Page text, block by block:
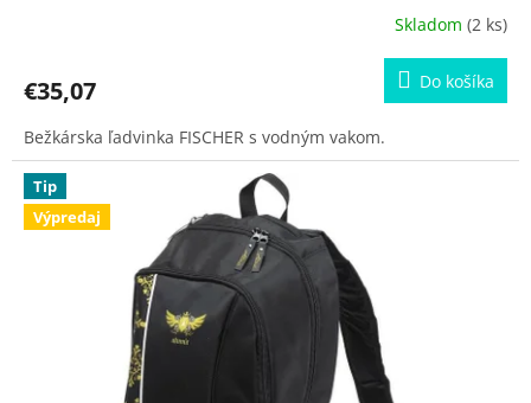
Skladom (2 ks)
€35,07 Do košíka
Bežkárska ľadvinka FISCHER s vodným vakom.
Tip
Výpredaj